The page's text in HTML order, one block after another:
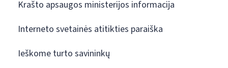
Krašto apsaugos ministerijos informacija
Interneto svetainės atitikties paraiška
Ieškome turto savininkų